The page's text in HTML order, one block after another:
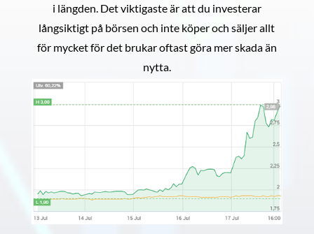
i längden. Det viktigaste är att du investerar
långsiktigt på börsen och inte köper och säljer allt
för mycket för det brukar oftast göra mer skada än
nytta.